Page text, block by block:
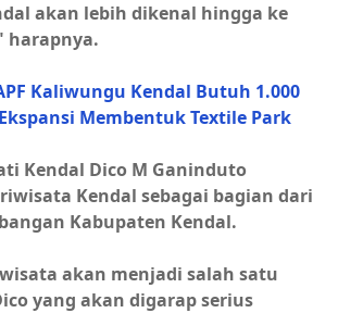
akan lebih dikenal hingga ke
harapnya.
Kaliwungu Kendal Butuh 1.000
Membentuk Textile Park
Kendal Dico M Ganinduto
Kendal sebagai bagian dari
Kabupaten Kendal.
akan menjadi salah satu
yang akan digarap serius